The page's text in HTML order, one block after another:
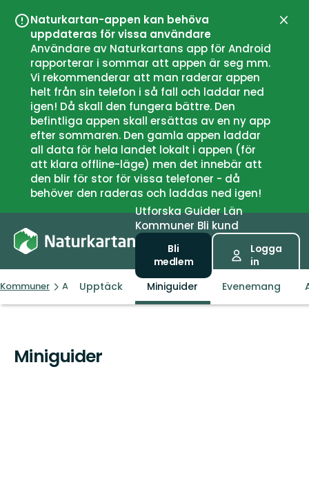
Naturkartan-appen kan behöva
uppdateras för vissa användare
Användare av Naturkartans app för Android
rapporterar i sommar att appen är seg mm.
Vi rekommenderar att man raderar appen
helt från sin telefon i så fall och laddar ned
igen! Då skall den fungera bättre. Den
befintliga appen skall ersättas av en ny app
efter sommaren. Den gamla appen laddar
all data för hela landet lokalt i appen (för
att klara offline-läge) men det innebär att
den blir för stor för vissa telefoner - då
behöver den raderas och laddas ned igen!
UtforskaGuiderLän
Kommuner Bli kund
Bli
medlem
Logga
in
Kommuner AurlandUpptäck Miniguider Evenemang
Miniguider